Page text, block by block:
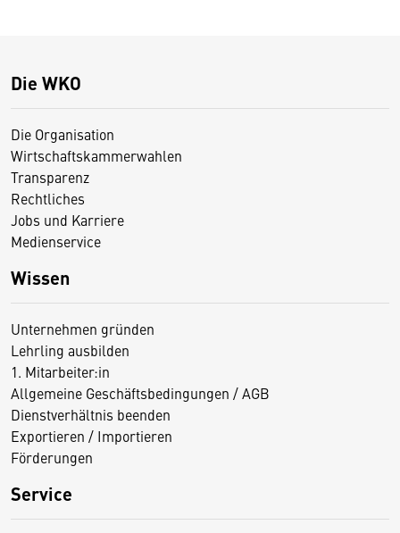
Die WKO
Die Organisation
Wirtschaftskammerwahlen
Transparenz
Rechtliches
Jobs und Karriere
Medienservice
Wissen
Unternehmen gründen
Lehrling ausbilden
1. Mitarbeiter:in
Allgemeine Geschäftsbedingungen / AGB
Dienstverhältnis beenden
Exportieren / Importieren
Förderungen
Service